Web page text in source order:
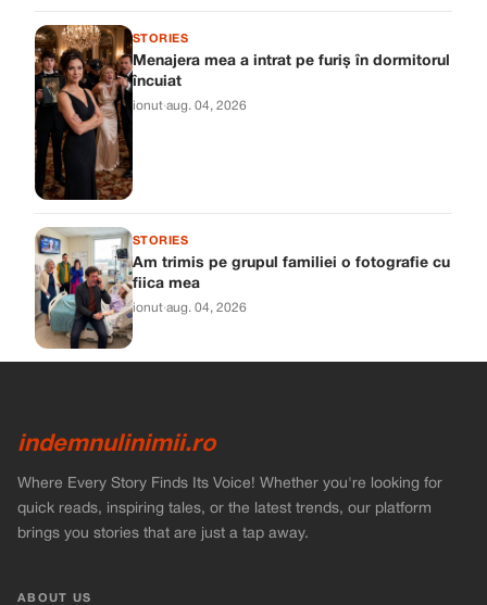
STORIES
Menajera mea a intrat pe furiș în dormitorul
încuiat
ionut·aug. 04, 2026
STORIES
Am trimis pe grupul familiei o fotografie cu
fiica mea
ionut·aug. 04, 2026
indemnulinimii.ro
Where Every Story Finds Its Voice! Whether you're looking for
quick reads, inspiring tales, or the latest trends, our platform
brings you stories that are just a tap away.
ABOUT US